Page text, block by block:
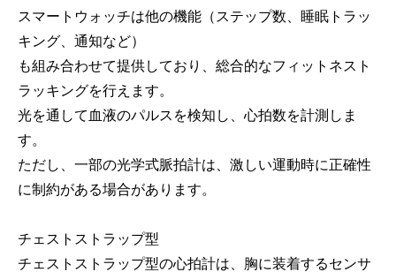
スマートウォッチは他の機能（ステップ数、睡眠トラッ
キング、通知など）
も組み合わせて提供しており、総合的なフィットネスト
ラッキングを行えます。
光を通して血液のパルスを検知し、心拍数を計測しま
す。
ただし、一部の光学式脈拍計は、激しい運動時に正確性
に制約がある場合があります。
チェストストラップ型
チェストストラップ型の心拍計は、胸に装着するセンサ